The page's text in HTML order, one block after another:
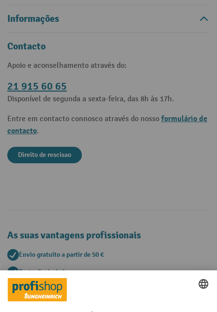
Informações
Contacto
Apoio e aconselhamento através do:
21 915 60 65
Disponível de segunda a sexta-feira, das 8h às 17h.
Entre em contacto connosco através do nosso formulário de
contacto.
Direito de rescisao
As suas vantagens profissionais
Envio gratuito a partir de 50 €
Proteção de dados segura
Aconselhamento pessoal de compra